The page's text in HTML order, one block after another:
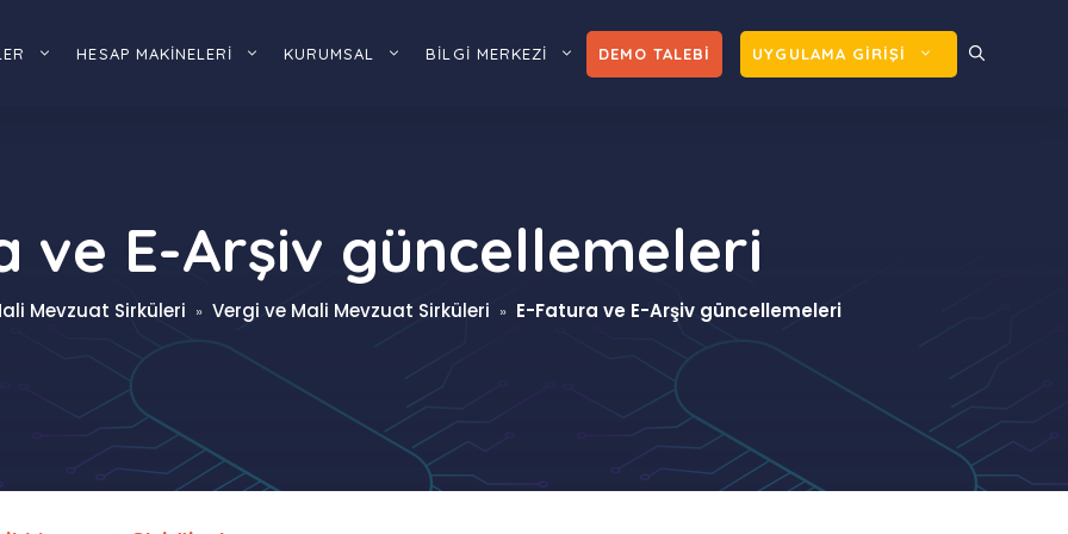
HESAP MAKİNELERİ KURUMSAL BİLGİ MERKEZİ DEMO TALEBİ UYGULAMA GİRİŞİ
ve E-Arşiv güncellemeleri
Mevzuat Sirküleri » Vergi ve Mali Mevzuat Sirküleri » E-Fatura ve E-Arşiv güncellemeleri